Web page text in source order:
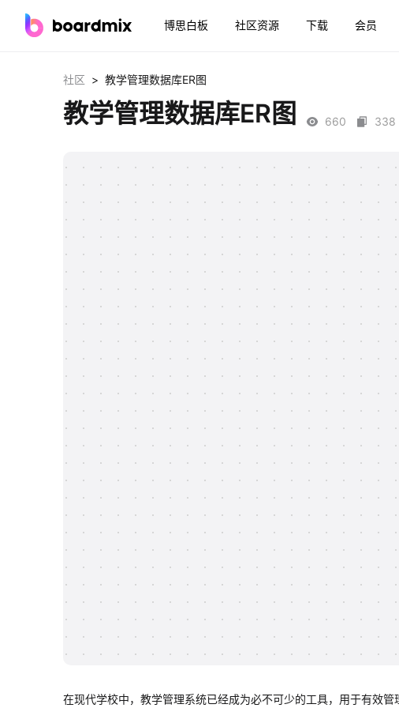
博思白板 社区资源 下载 会员
社区 > 教学管理数据库ER图
教学管理数据库ER图 660 338
在现代学校中，教学管理系统已经成为必不可少的工具，用于有效